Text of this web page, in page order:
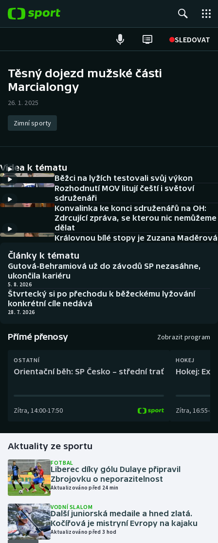
SLEDOVAT
Hokej
Atletika
DALŠÍ SPORTY
Americký fotbal
Baseball a softbal
Biatlon
Boby a skeleton
Curling
Dostihy
Futsal
Golf
Gymnastika
Házená
Jezdectví
Judo
NEPŘEHLÉDNĚTE
Aplikace ČT sport
AZ kvíz
Těsný dojezd mužské části
Marcialongy
26. 1. 2025
Zimní sporty
Videa k tématu
Běžci na lyžích testovali svůj výkon
Rozhodnutí MOV litují čeští i světoví
sdruženáři
Konvalinka ke konci sdruženářů na OH:
Zdrcující zpráva, se kterou nic nemůžeme
dělat
Královnou bílé stopy je Zuzana Maděrová
Články k tématu
Gutová-Behramiová už do závodů SP nezasáhne,
ukončila kariéru
5. 8. 2026
Štvrtecký si po přechodu k běžeckému lyžování
konkrétní cíle nedává
28. 7. 2026
Přímé přenosy Zobrazit program
OSTATNÍ
Orientační běh: SP Česko – střední trať
Zítra, 14:00-17:50
HOKEJ
Hokej:
Zítra, 16:55-
Aktuality ze sportu
FOTBAL
Liberec díky gólu Dulaye připravil
Zbrojovku o neporazitelnost
Aktualizováno před 24 min
VODNÍ SLALOM
Další juniorská medaile a hned zlatá.
Kočířová je mistryní Evropy na kajaku
Aktualizováno před 3 hod